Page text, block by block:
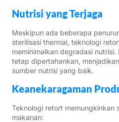
Nutrisi yang Terjaga
Meskipun ada beberapa
sterilisasi thermal, teknologi
meminimalkan degradasi
tetap dipertahankan,
sumber nutrisi yang baik.
Keanekaragaman
Teknologi retort memungkinkan
makanan: